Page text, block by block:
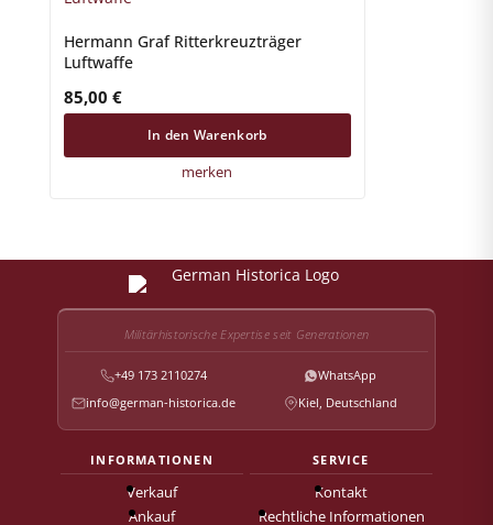
Hermann Graf Ritterkreuzträger
Luftwaffe
85,00 €
In den Warenkorb
merken
Militärhistorische Expertise seit Generationen
+49 173 2110274
WhatsApp
info@german-historica.de
Kiel, Deutschland
INFORMATIONEN
Verkauf
Ankauf
SERVICE
Kontakt
Rechtliche Informationen